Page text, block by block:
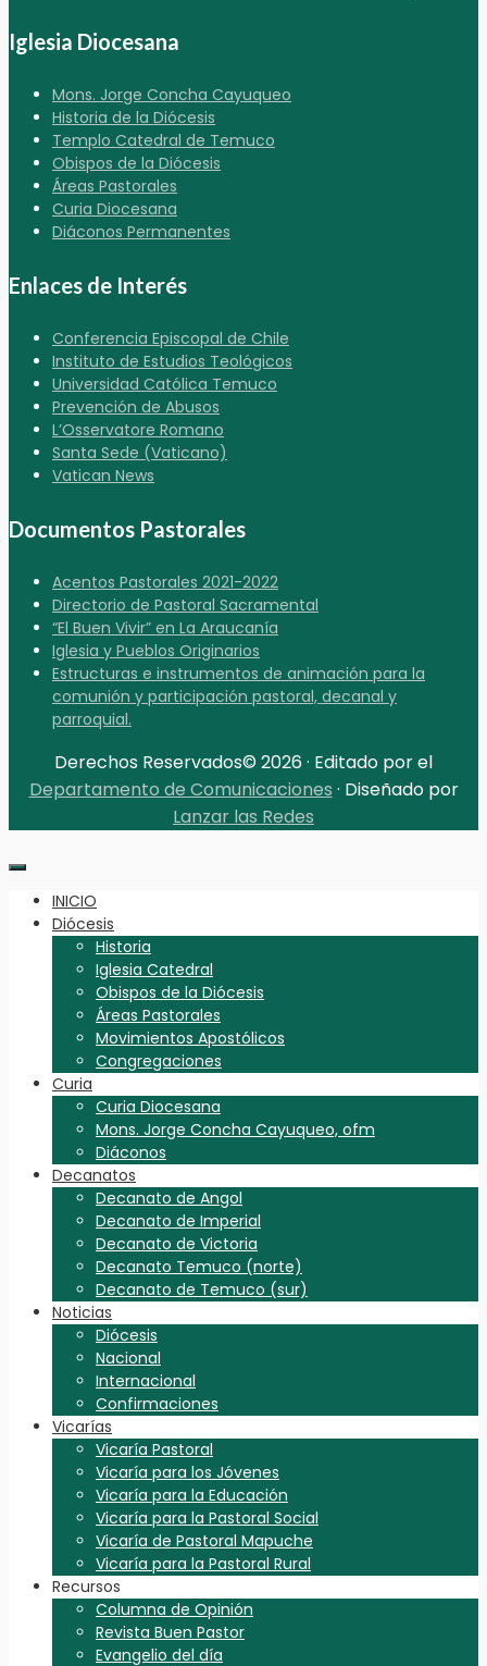
Iglesia Diocesana
Mons. Jorge Concha Cayuqueo
Historia de la Diócesis
Templo Catedral de Temuco
Obispos de la Diócesis
Áreas Pastorales
Curia Diocesana
Diáconos Permanentes
Enlaces de Interés
Conferencia Episcopal de Chile
Instituto de Estudios Teológicos
Universidad Católica Temuco
Prevención de Abusos
L’Osservatore Romano
Santa Sede (Vaticano)
Vatican News
Documentos Pastorales
Acentos Pastorales 2021-2022
Directorio de Pastoral Sacramental
“El Buen Vivir” en La Araucanía
Iglesia y Pueblos Originarios
Estructuras e instrumentos de animación para la
comunión y participación pastoral, decanal y
parroquial.
Derechos Reservados© 2026 · Editado por el
Departamento de Comunicaciones · Diseñado por
Lanzar las Redes
INICIO
Diócesis
Historia
Iglesia Catedral
Obispos de la Diócesis
Áreas Pastorales
Movimientos Apostólicos
Congregaciones
Curia
Curia Diocesana
Mons. Jorge Concha Cayuqueo, ofm
Diáconos
Decanatos
Decanato de Angol
Decanato de Imperial
Decanato de Victoria
Decanato Temuco (norte)
Decanato de Temuco (sur)
Noticias
Diócesis
Nacional
Internacional
Confirmaciones
Vicarías
Vicaría Pastoral
Vicaría para los Jóvenes
Vicaría para la Educación
Vicaría para la Pastoral Social
Vicaría de Pastoral Mapuche
Vicaría para la Pastoral Rural
Recursos
Columna de Opinión
Revista Buen Pastor
Evangelio del día